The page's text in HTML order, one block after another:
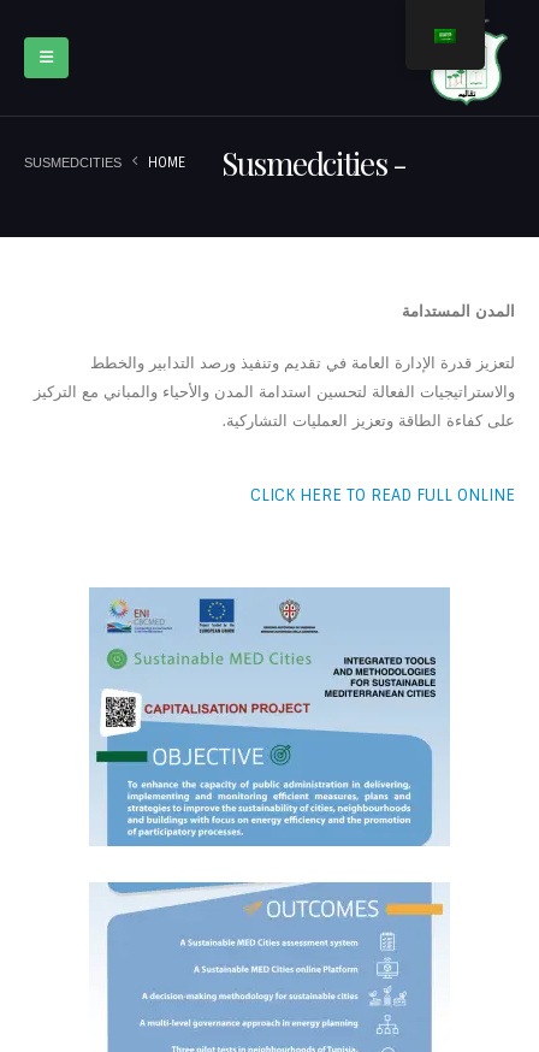
Susmedcities
HOME
SUSMEDCITIES
المدن المستدامة
لتعزيز قدرة الإدارة العامة في تقديم وتنفيذ ورصد التدابير والخطط
والاستراتيجيات الفعالة لتحسين استدامة المدن والأحياء والمباني مع التركيز
على كفاءة الطاقة وتعزيز العمليات التشاركية.
CLICK HERE TO READ FULL ONLINE